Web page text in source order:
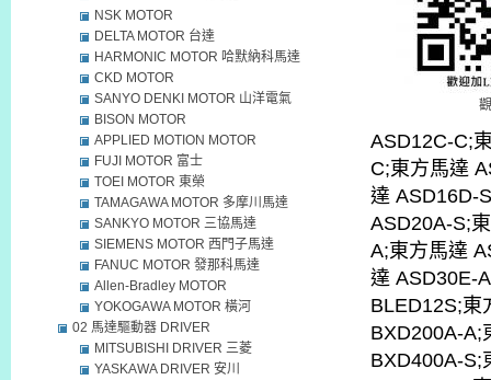
ASD12C-C;
C;東方馬達
達 ASD16D-
ASD20A-S;
A;東方馬達
達 ASD30E-
BLED12S;東
BXD200A-A;
BXD400A-S;
NSK MOTOR
DELTA MOTOR 台達
HARMONIC MOTOR 哈默納科馬達
CKD MOTOR
SANYO DENKI MOTOR 山洋電氣
BISON MOTOR
APPLIED MOTION MOTOR
FUJI MOTOR 富士
TOEI MOTOR 東榮
TAMAGAWA MOTOR 多摩川馬達
SANKYO MOTOR 三協馬達
SIEMENS MOTOR 西門子馬達
FANUC MOTOR 發那科馬達
Allen-Bradley MOTOR
YOKOGAWA MOTOR 橫河
02 馬達驅動器 DRIVER
MITSUBISHI DRIVER 三菱
YASKAWA DRIVER 安川